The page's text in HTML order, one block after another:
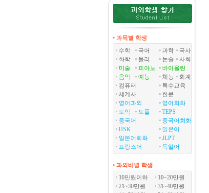
• 과목별 학생
수학
국어 과학
국사
화학
물리 논술
사회
미술
피아노
바이올린
음악
예능 체능
회계
컴퓨터
특수교육
세계사
한문
영어과외
영어회화
토익
토플
TEPS
중국어
중국어회화
HSK
일본어
일본어회화
JLPT
프랑스어
독일어
• 과외비별 학생
10만원이하
10~20만원
21~30만원
31~40만원